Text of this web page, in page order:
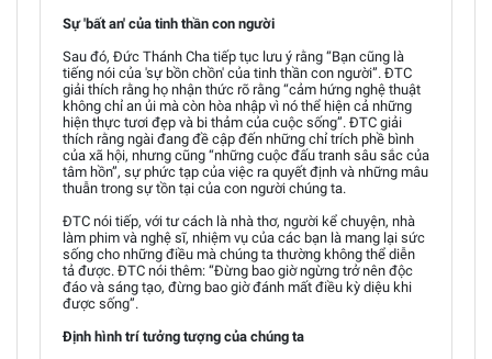
Sự 'bất an' của tinh thần con người
Sau đó, Đức Thánh Cha tiếp tục lưu ý rằng “Bạn cũng là
tiếng nói của 'sự bồn chồn' của tinh thần con người”. ĐTC
giải thích rằng họ nhận thức rõ rằng “cảm hứng nghệ thuật
không chỉ an ủi mà còn hòa nhập vì nó thể hiện cả những
hiện thực tươi đẹp và bi thảm của cuộc sống”. ĐTC giải
thích rằng ngài đang đề cập đến những chỉ trích phề bình
của xã hội, nhưng cũng “những cuộc đấu tranh sâu sắc của
tâm hồn”, sự phức tạp của việc ra quyết định và những mâu
thuẫn trong sự tồn tại của con người chúng ta.
ĐTC nói tiếp, với tư cách là nhà thơ, người kể chuyện, nhà
làm phim và nghệ sĩ, nhiệm vụ của các bạn là mang lại sức
sống cho những điều mà chúng ta thường không thể diễn
tả được. ĐTC nói thêm: “Đừng bao giờ ngừng trở nên độc
đáo và sáng tạo, đừng bao giờ đánh mất điều kỳ diệu khi
được sống”.
Định hình trí tưởng tượng của chúng ta